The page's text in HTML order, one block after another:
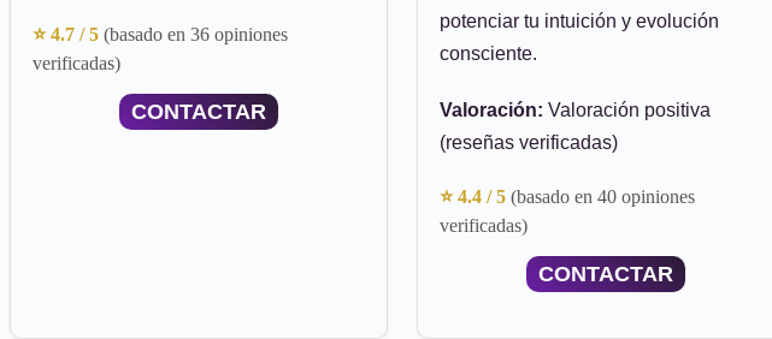
⭐ 4.7 / 5 (basado en 36 opiniones
verificadas)
CONTACTAR
potenciar tu intuición y evolución
consciente.
Valoración: Valoración positiva
(reseñas verificadas)
⭐ 4.4 / 5 (basado en 40 opiniones
verificadas)
CONTACTAR